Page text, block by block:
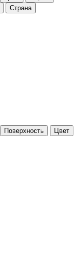
Страна
Поверхность
Цвет